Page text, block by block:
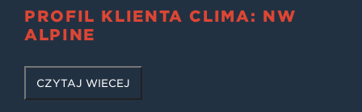
PROFIL KLIENTA CLIMA: NW
ALPINE
CZYTAJ WIĘCEJ